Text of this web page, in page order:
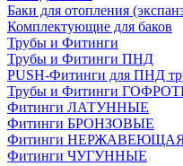
Баки для отопления
Комплектующие для баков
Трубы и Фитинги
Трубы и Фитинги ПНД
PUSH-Фитинги для ПНД
Трубы и Фитинги
Фитинги ЛАТУННЫЕ
Фитинги БРОНЗОВЫЕ
Фитинги
Фитинги ЧУГУННЫЕ